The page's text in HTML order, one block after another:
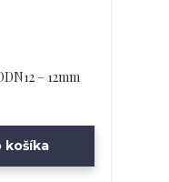
– 12mm
košíka